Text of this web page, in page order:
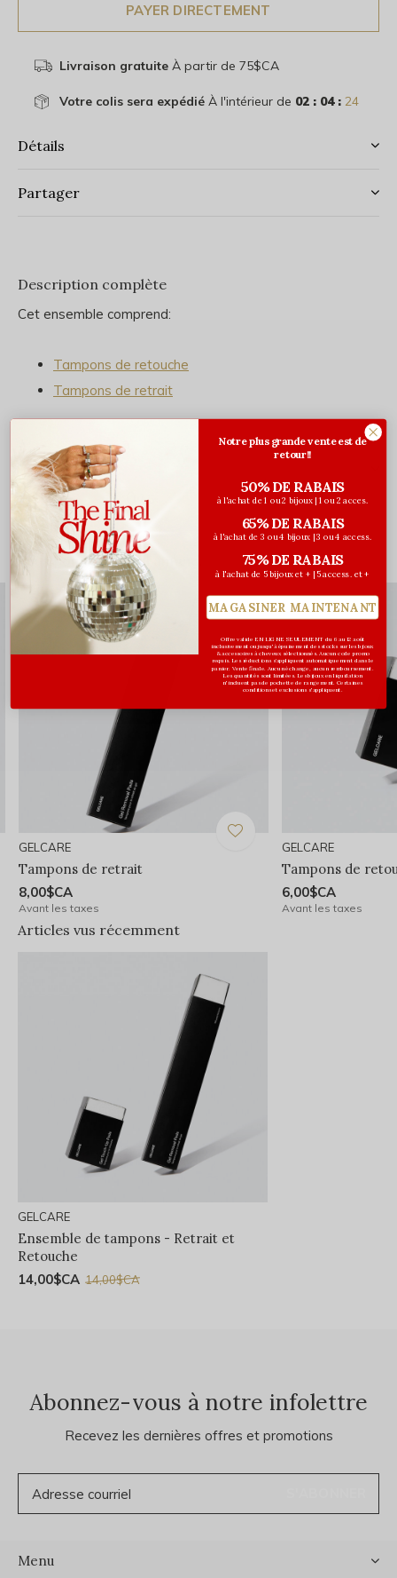
PAYER DIRECTEMENT
Livraison gratuiteÀ partir de 75$CA
Votre colis sera expédiéÀ l'intérieur de 02 : 04 : 23
Détails
Partager
Description complète
Cet ensemble comprend:
Tampons de retouche
Tampons de retrait
Évaluations
/ 5
Vous pourriez aussi aimer...
GELCARE
Tampons de retrait
8,00$CA
Avant les taxes
GELCARE
Tampons de
6,00$CA
Avant les taxes
Articles vus récemment
GELCARE
Ensemble de tampons - Retrait et
Retouche
14,00$CA 14,00$CA
Abonnez-vous à notre infolettre
Recevez les dernières offres et promotions
Menu
Notre plus grande vente est de
retour!!
50% DE RABAIS
à l'achat de 1 ou 2 bijoux | 1 ou 2 acces.
65% DE RABAIS
à l'achat de 3 ou 4 bijoux | 3 ou 4 access.
75% DE RABAIS
à l'achat de 5 bijoux et + | 5 access. et +
MAGASINER MAINTENANT
Offre valide EN LIGNE SEULEMENT du 6 au 12 août
inclusivement ou jusqu'à épuisement des stocks sur les bijoux
& accessoires à cheveux sélectionnés. Aucun code promo
requis. Les réductions s’appliquent automatiquement dans le
panier. Vente finale. Aucun échange, aucun remboursement.
Les quantités sont limitées. Les bijoux en liquidation
n'incluent pas de pochette de rangement. Certaines
conditions et exclusions s'appliquent.